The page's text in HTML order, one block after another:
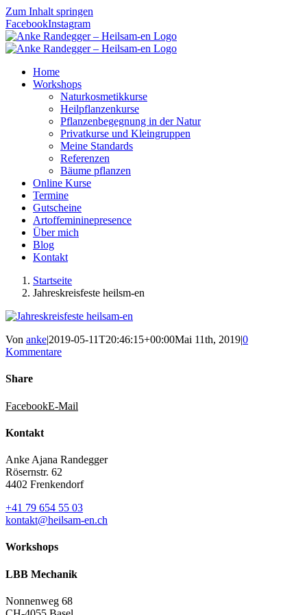
Zum Inhalt springen
FacebookInstagram
Home
Workshops
Naturkosmetikkurse
Heilpflanzenkurse
Pflanzenbegegnung in der Natur
Privatkurse und Kleingruppen
Meine Standards
Referenzen
Bäume pflanzen
Online Kurse
Termine
Gutscheine
Artoffemininepresence
Über mich
Blog
Kontakt
Startseite
Jahreskreisfeste heilsm-en
Von anke|2019-05-11T20:46:15+00:00Mai 11th, 2019|0
Kommentare
Share
FacebookE-Mail
Kontakt
Anke Ajana Randegger
Rösernstr. 62
4402 Frenkendorf
+41 79 654 55 03
kontakt@heilsam-en.ch
Workshops
LBB Mechanik
Nonnenweg 68